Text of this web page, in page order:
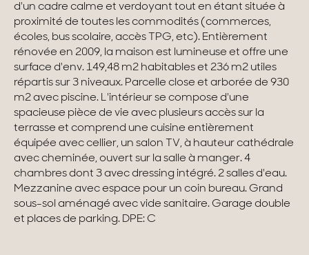
Propriétés de caractère
Villas modernes
Appartements
Chalets
Maisons & appartements avec vues
Maisons de ville
Maisons de campagne
Domaines
d'un cadre calme et verdoyant tout en étant située à
proximité de toutes les commodités (commerces,
écoles, bus scolaire, accès TPG, etc). Entièrement
rénovée en 2009, la maison est lumineuse et offre une
surface d'env. 149,48 m2 habitables et 236 m2 utiles
répartis sur 3 niveaux. Parcelle close et arborée de 930
m2 avec piscine. L'intérieur se compose d'une
spacieuse pièce de vie avec plusieurs accès sur la
terrasse et comprend une cuisine entièrement
équipée avec cellier, un salon TV, à hauteur cathédrale
avec cheminée, ouvert sur la salle à manger. 4
chambres dont 3 avec dressing intégré. 2 salles d'eau.
Mezzanine avec espace pour un coin bureau. Grand
sous-sol aménagé avec vide sanitaire. Garage double
et places de parking. DPE: C